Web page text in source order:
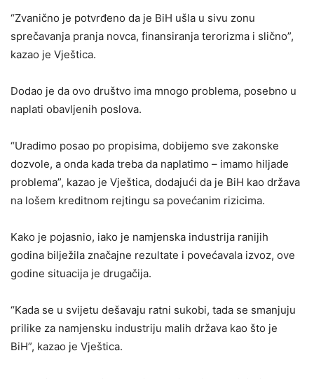
“Zvanično je potvrđeno da je BiH ušla u sivu zonu
sprečavanja pranja novca, finansiranja terorizma i slično”,
kazao je Vještica.
Dodao je da ovo društvo ima mnogo problema, posebno u
naplati obavljenih poslova.
“Uradimo posao po propisima, dobijemo sve zakonske
dozvole, a onda kada treba da naplatimo – imamo hiljade
problema”, kazao je Vještica, dodajući da je BiH kao država
na lošem kreditnom rejtingu sa povećanim rizicima.
Kako je pojasnio, iako je namjenska industrija ranijih
godina bilježila značajne rezultate i povećavala izvoz, ove
godine situacija je drugačija.
“Kada se u svijetu dešavaju ratni sukobi, tada se smanjuju
prilike za namjensku industriju malih država kao što je
BiH”, kazao je Vještica.